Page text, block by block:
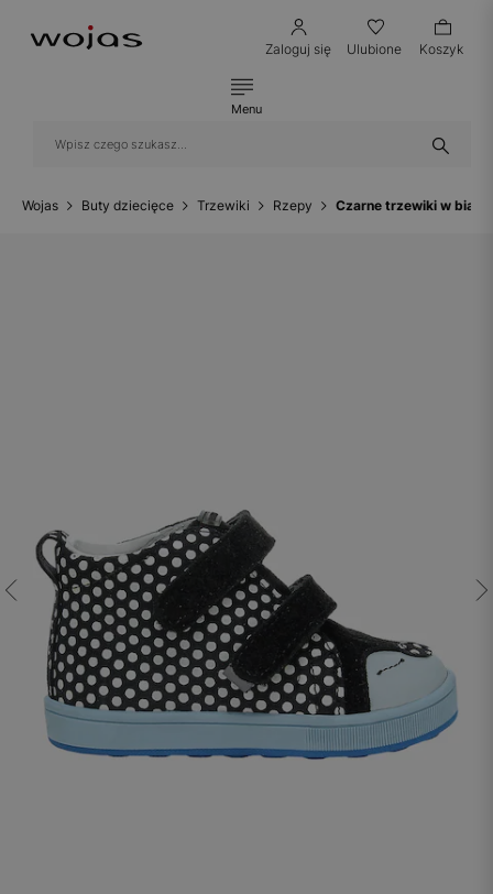
Zaloguj się Ulubione Koszyk
Menu
Wojas Buty dziecięce Trzewiki Rzepy Czarne trzewiki w białe